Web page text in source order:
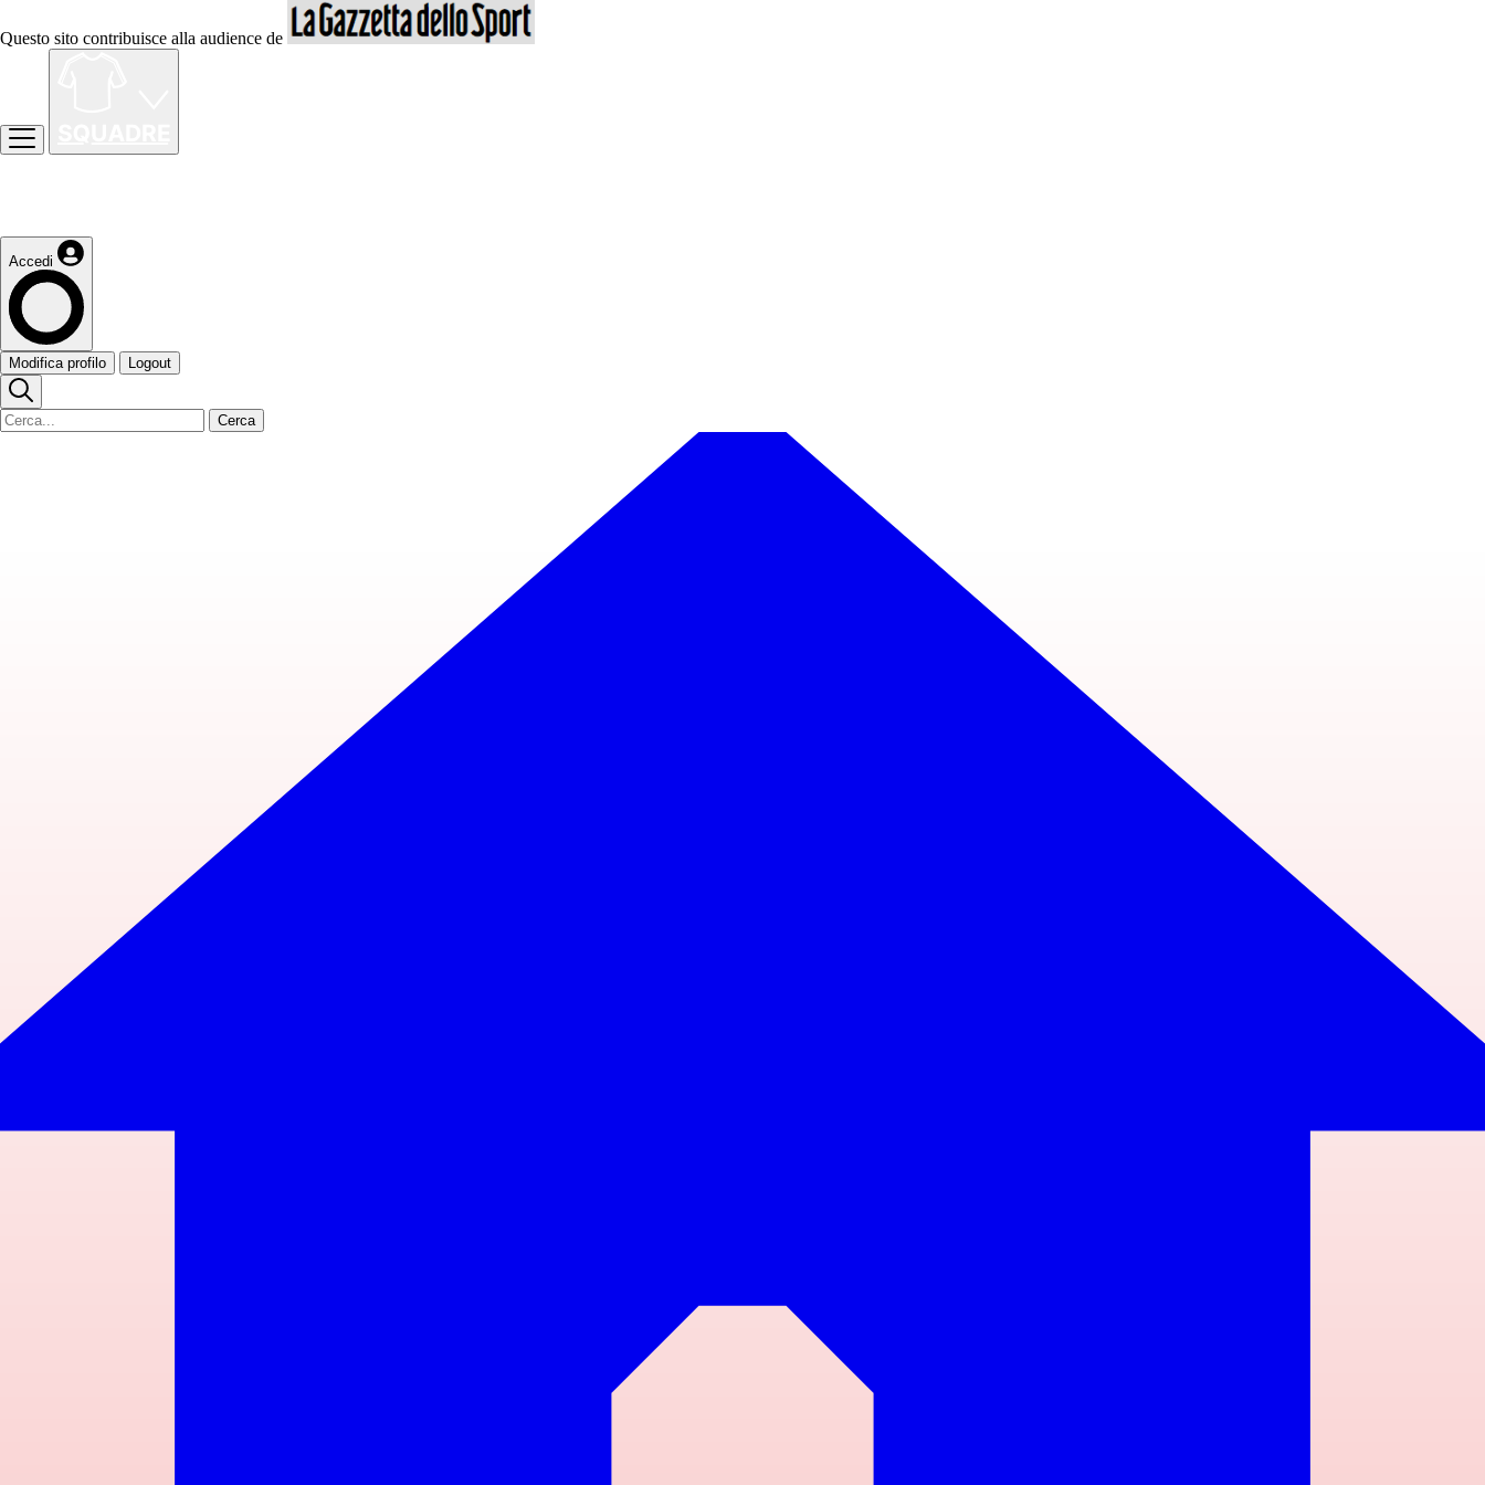
Questo sito contribuisce alla audience de
Accedi
Modifica profilo Logout
Cerca